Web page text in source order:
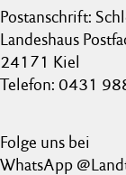
Postanschrift:
Landeshaus
24171 Kiel
Telefon: 0431
Folge uns bei
WhatsApp